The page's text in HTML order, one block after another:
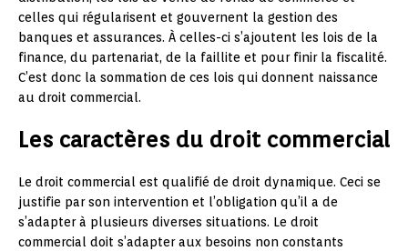
celles qui régularisent et gouvernent la gestion des
banques et assurances. À celles-ci s’ajoutent les lois de la
finance, du partenariat, de la faillite et pour finir la fiscalité.
C’est donc la sommation de ces lois qui donnent naissance
au droit commercial.
Les caractères du droit commercial
Le droit commercial est qualifié de droit dynamique. Ceci se
justifie par son intervention et l’obligation qu’il a de
s’adapter à plusieurs diverses situations. Le droit
commercial doit s’adapter aux besoins non constants